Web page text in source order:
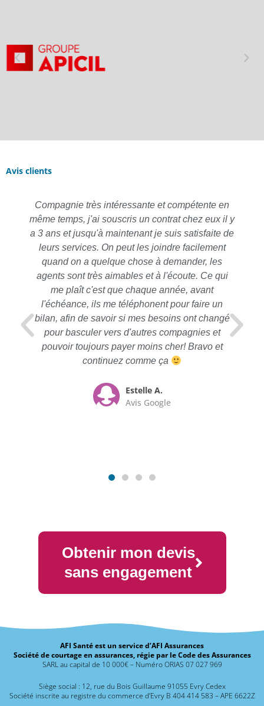
Avis clients
Compagnie très intéressante et compétente en
même temps, j'ai souscris un contrat chez eux il y
a 3 ans et jusqu'à maintenant je suis satisfaite de
leurs services. On peut les joindre facilement
quand on a quelque chose à demander, les
agents sont très aimables et à l'écoute. Ce qui
me plaît c'est que chaque année, avant
l'échéance, ils me téléphonent pour faire un
bilan, afin de savoir si mes besoins ont changé
pour basculer vers d'autres compagnies et
pouvoir toujours payer moins cher! Bravo et
continuez comme ça
Estelle A.
Avis Google
Obtenir mon devis
sans engagement
AFI Santé est un service d’AFI Assurances
Société de courtage en assurances, régie par le Code des Assurances
SARL au capital de 10 000€ – Numéro ORIAS 07 027 969
Siège social : 12, rue du Bois Guillaume 91055 Evry Cedex
Société inscrite au registre du commerce d’Evry B 404 414 583 – APE 6622Z